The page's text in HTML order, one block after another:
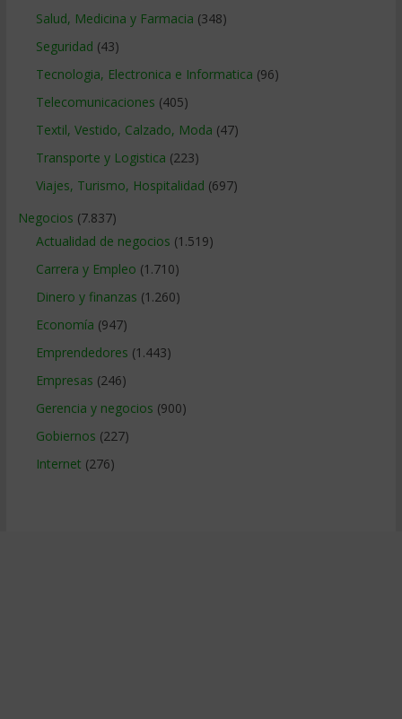
Salud, Medicina y Farmacia (348)
Seguridad (43)
Tecnologia, Electronica e Informatica (96)
Telecomunicaciones (405)
Textil, Vestido, Calzado, Moda (47)
Transporte y Logistica (223)
Viajes, Turismo, Hospitalidad (697)
Negocios (7.837)
Actualidad de negocios (1.519)
Carrera y Empleo (1.710)
Dinero y finanzas (1.260)
Economía (947)
Emprendedores (1.443)
Empresas (246)
Gerencia y negocios (900)
Gobiernos (227)
Internet (276)